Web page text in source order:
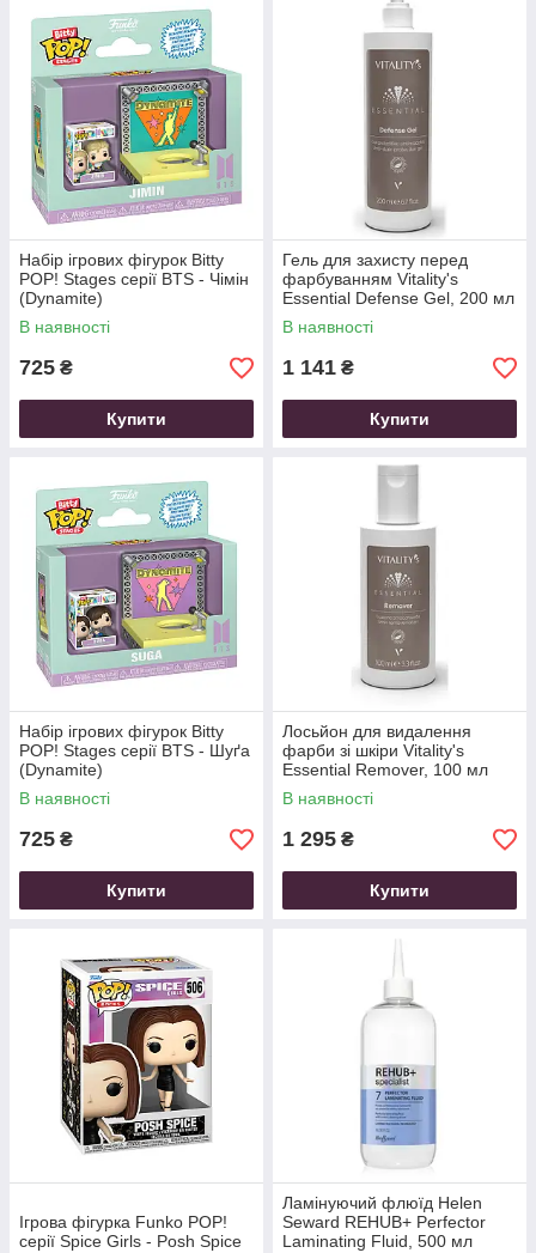
Набір ігрових фігурок Bitty
POP! Stages серії BTS - Чімін
(Dynamite)
В наявності
725 ₴
Купити
Гель для захисту перед
фарбуванням Vitality's
Essential Defense Gel, 200 мл
В наявності
1 141 ₴
Купити
Набір ігрових фігурок Bitty
POP! Stages серії BTS - Шуґа
(Dynamite)
В наявності
725 ₴
Купити
Лосьйон для видалення
фарби зі шкіри Vitality's
Essential Remover, 100 мл
В наявності
1 295 ₴
Купити
Ігрова фігурка Funko POP!
серії Spice Girls - Posh Spice
Ламінуючий флюїд Helen
Seward REHUB+ Perfector
Laminating Fluid, 500 мл